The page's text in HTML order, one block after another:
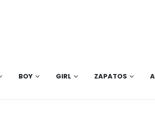
BOY GIRL ZAPATOS